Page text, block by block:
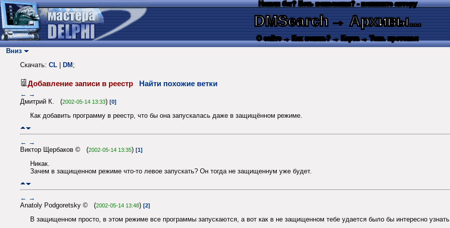
Нашли баг? Есть пожелания? - напишите автору
DMSearch→ Архивы...
О сайте → Как искать? → Карта → Текс. протокол
Вниз
Скачать: CL DM ;
Добавление записи в реестр Найти похожие ветки
← →
Дмитрий К. (2002-05-14 13:33) [0]
Как добавить программу в реестр, что бы она запускалась даже в защищённом режиме.
← →
Виктор Щербаков © (2002-05-14 13:35) [1]
Никак.
Зачем в защищенном режиме что-то левое запускать? Он тогда не защищеннум уже будет.
← →
Anatoly Podgoretsky © (2002-05-14 13:48) [2]
В защищенном просто, в этом режиме все программы запускаются, а вот как в не защищенном тебе удается было бы интересно узнать